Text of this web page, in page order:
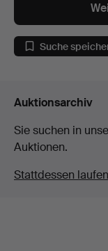
Suche
Auktionsarchiv
Sie suchen in
Auktionen.
Stattdessen